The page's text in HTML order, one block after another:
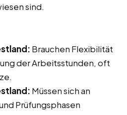
sind.
Brauchen Flexibilität
der Arbeitsstunden, oft
Müssen sich an
Prüfungsphasen